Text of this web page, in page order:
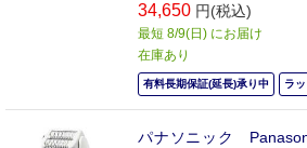
34,650 円(税込)
最短 8/9(日) にお届け
在庫あり
有料長期保証(延長)承り中 ラ
パナソニック